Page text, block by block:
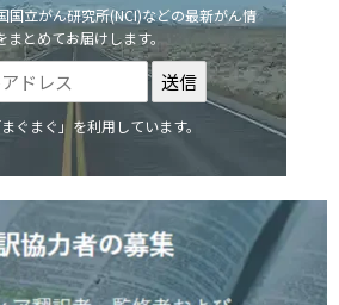
国立がん研究所(NCI)などの最新がん情
まとめてお届けします。
ぐまぐ」を利用しています。